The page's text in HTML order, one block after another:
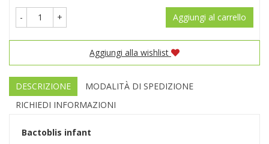
- + Aggiungi al carrello
Aggiungi alla wishlist
DESCRIZIONE
MODALITÀ DI SPEDIZIONE
RICHIEDI INFORMAZIONI
Bactoblis infant